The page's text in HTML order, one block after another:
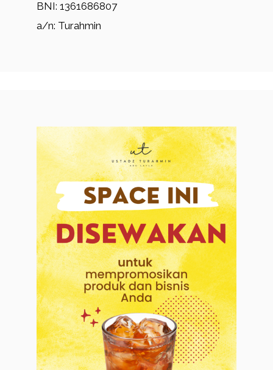
BNI: 1361686807
a/n: Turahmin